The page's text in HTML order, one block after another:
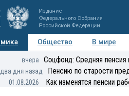
Издание
Федерального Собрания
Российской Федерации
Общество В мире
Мнения Регионы
вчера Соцфонд: Средняя пенсия
два дня назад Пенсию по старости
01.08.2026 Как изменятся пенсии